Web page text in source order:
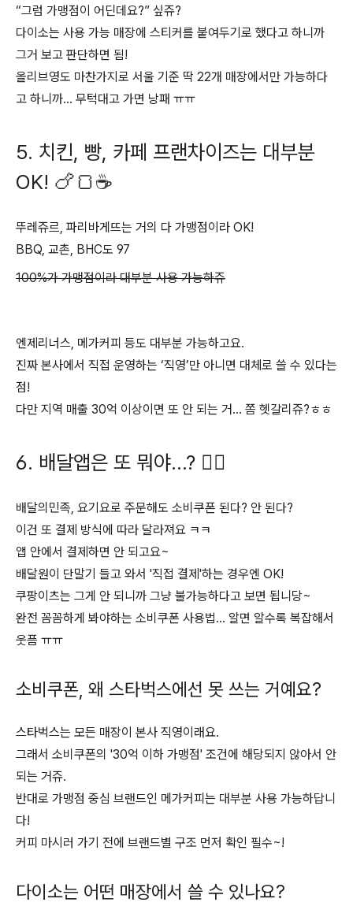
“그럼 가맹점이 어딘데요?” 싶쥬?
다이소는 사용 가능 매장에 스티커를 붙여두기로 했다고 하니까
그거 보고 판단하면 됨!
올리브영도 마찬가지로 서울 기준 딱 22개 매장에서만 가능하다
고 하니까… 무턱대고 가면 낭패 ㅠㅠ
5. 치킨, 빵, 카페 프랜차이즈는 대부분
OK! 🍗🍞☕
뚜레쥬르, 파리바게뜨는 거의 다 가맹점이라 OK!
BBQ, 교촌, BHC도 97
100%가 가맹점이라 대부분 사용 가능하쥬
엔제리너스, 메가커피 등도 대부분 가능하고요.
진짜 본사에서 직접 운영하는 ‘직영’만 아니면 대체로 쓸 수 있다는
점!
다만 지역 매출 30억 이상이면 또 안 되는 거… 쫌 헷갈리쥬?ㅎㅎ
6. 배달앱은 또 뭐야…? 🚴‍♂️
배달의민족, 요기요로 주문해도 소비쿠폰 된다? 안 된다?
이건 또 결제 방식에 따라 달라져요 ㅋㅋ
앱 안에서 결제하면 안 되고요~
배달원이 단말기 들고 와서 '직접 결제'하는 경우엔 OK!
쿠팡이츠는 그게 안 되니까 그냥 불가능하다고 보면 됩니당~
완전 꼼꼼하게 봐야하는 소비쿠폰 사용법... 알면 알수록 복잡해서
웃픔 ㅠㅠ
소비쿠폰, 왜 스타벅스에선 못 쓰는 거예요?
스타벅스는 모든 매장이 본사 직영이래요.
그래서 소비쿠폰의 '30억 이하 가맹점' 조건에 해당되지 않아서 안
되는 거쥬.
반대로 가맹점 중심 브랜드인 메가커피는 대부분 사용 가능하답니
다!
커피 마시러 가기 전에 브랜드별 구조 먼저 확인 필수~!
다이소는 어떤 매장에서 쓸 수 있나요?